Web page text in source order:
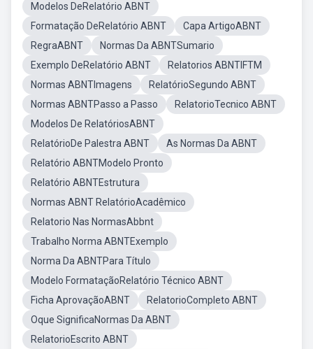
Modelos DeRelatório ABNT
Formatação DeRelatório ABNT
Capa ArtigoABNT
RegraABNT
Normas Da ABNTSumario
Exemplo DeRelatório ABNT
Relatorios ABNTIFTM
Normas ABNTImagens
RelatórioSegundo ABNT
Normas ABNTPasso a Passo
RelatorioTecnico ABNT
Modelos De RelatóriosABNT
RelatórioDe Palestra ABNT
As Normas Da ABNT
Relatório ABNTModelo Pronto
Relatório ABNTEstrutura
Normas ABNT RelatórioAcadêmico
Relatorio Nas NormasAbbnt
Trabalho Norma ABNTExemplo
Norma Da ABNTPara Título
Modelo FormataçãoRelatório Técnico ABNT
Ficha AprovaçãoABNT
RelatorioCompleto ABNT
Oque SignificaNormas Da ABNT
RelatorioEscrito ABNT